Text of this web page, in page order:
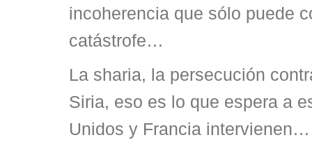
incoherencia que sólo puede
catástrofe…
La sharia, la persecución
Siria, eso es lo que espera a
Unidos y Francia intervienen…